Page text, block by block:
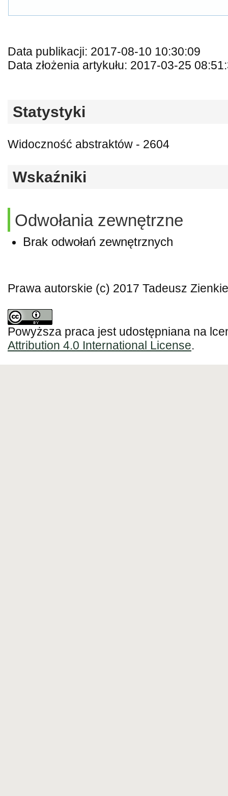
Data publikacji: 2017-08-10 10:30:09
Data złożenia artykułu: 2017-03-25
Statystyki
Widoczność abstraktów - 2604
Wskaźniki
Odwołania zewnętrzne
Brak odwołań zewnętrznych
Prawa autorskie (c) 2017 Tadeusz
Powyższa praca jest udostępniana na
Attribution 4.0 International License.